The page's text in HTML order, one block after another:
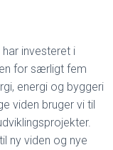
investeret i
for særligt fem
energi og byggeri
viden bruger vi til
ny viden og nye